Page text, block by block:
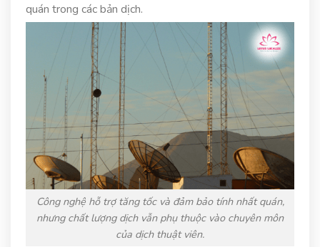
quán trong các bản dịch.
Công nghệ hỗ trợ tăng tốc và đảm bảo tính nhất quán,
nhưng chất lượng dịch vẫn phụ thuộc vào chuyên môn
của dịch thuật viên.